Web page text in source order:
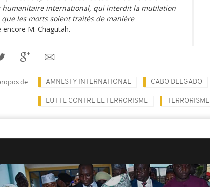
humanitaire international, qui interdit la mutilation
que les morts soient traités de manière
M. Chagutah.
de AMNESTY INTERNATIONAL CABO DELGADO
LUTTE CONTRE LE TERRORISME TERRORISME